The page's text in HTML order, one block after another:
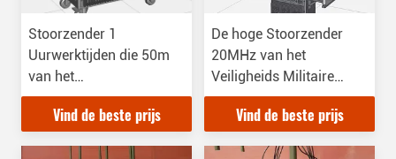
Stoorzender 1
Uurwerktijden die 50m
van het
afstandsbediening de
Militaire Signaal
Vind de beste prijs
De hoge Stoorzender
20MHz van het
Veiligheids Militaire
Signaal aan 6GHz-
Frequentie
Vind de beste prijs